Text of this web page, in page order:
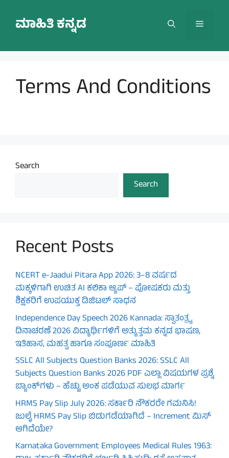
contentಮಾಹಿತಿ ಕನ್ನಡ Menu
Terms And Conditions
Search
Search
Recent Posts
NCERT e-Jaadui Pitara App 2026: 3–8 ವರ್ಷದ
ಮಕ್ಕಳಿಗಾಗಿ ಉಚಿತ AI ಕಲಿಕಾ ಆ್ಯಪ್ – ಪೋಷಕರು ಮತ್ತು
ಶಿಕ್ಷಕರಿಗೆ ಉಪಯುಕ್ತ ಡಿಜಿಟಲ್ ಸಾಧನ
Independence Day Speech 2026 Kannada: ಸ್ವಾತಂತ್ರ್ಯ
ದಿನಾಚರಣೆ 2026 ವಿದ್ಯಾರ್ಥಿಗಳಿಗೆ ಅತ್ಯುತ್ತಮ ಕನ್ನಡ ಭಾಷಣ,
ಇತಿಹಾಸ, ಮಹತ್ವ ಹಾಗೂ ಸಂಪೂರ್ಣ ಮಾಹಿತಿ
SSLC All Subjects Question Banks 2026: SSLC All
Subjects Question Banks 2026 PDF ಎಲ್ಲಾ ವಿಷಯಗಳ ಪ್ರಶ್ನೆ
ಬ್ಯಾಂಕ್‌ಗಳು – ಹೆಚ್ಚು ಅಂಕ ಪಡೆಯುವ ಸುಲಭ ಮಾರ್ಗ
HRMS Pay Slip July 2026: ಸರ್ಕಾರಿ ನೌಕರರೇ ಗಮನಿಸಿ!
ಜುಲೈ HRMS Pay Slip ಬಿಡುಗಡೆಯಾಗಿದೆ – Increment ಮಿಸ್
ಆಗಿದೆಯೇ?
Karnataka Government Employees Medical Rules 1963: